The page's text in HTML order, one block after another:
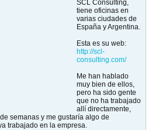
SCL Consulting,
tiene oficinas en
varias ciudades de
España y Argentina.
Esta es su web:
http://scl-
consulting.com/
Me han hablado
muy bien de ellos,
pero ha sido gente
que no ha trabajado
allí directamente,
semanas y me gustaría algo de
trabajado en la empresa.